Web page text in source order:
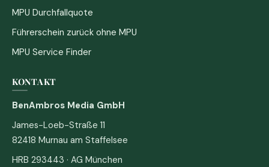
MPU Durchfallquote
Führerschein zurück ohne MPU
MPU Service Finder
KONTAKT
BenAmbros Media GmbH
James-Loeb-Straße 11
82418 Murnau am Staffelsee
HRB 293443 · AG München